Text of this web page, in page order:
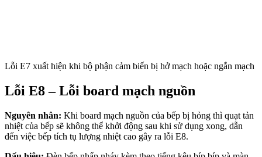
Lỗi E7 xuất hiện khi bộ phận cảm biến bị hở mạch hoặc ngắn mạch
Lỗi E8 – Lỗi board mạch nguồn
Nguyên nhân: Khi board mạch nguồn của bếp bị hỏng thì quạt tản
nhiệt của bếp sẽ không thể khởi động sau khi sử dụng xong, dẫn
đến việc bếp tích tụ lượng nhiệt cao gây ra lỗi E8.